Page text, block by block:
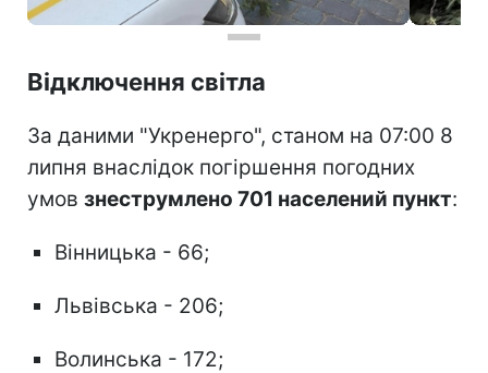
Відключення світла
За даними "Укренерго", станом на 07:00 8
липня внаслідок погіршення погодних
умов знеструмлено 701 населений пункт:
Вінницька - 66;
Львівська - 206;
Волинська - 172;